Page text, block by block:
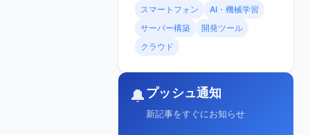
スマートフォン
AI・機械学習
サーバー構築
開発ツール
クラウド
🔔プッシュ通知
新記事をすぐにお知らせ